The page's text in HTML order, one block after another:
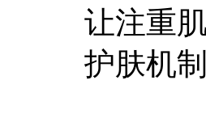
让注重
护肤机制